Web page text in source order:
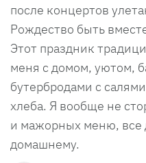
после концертов
Рождество быть
Этот праздник
меня с домом, уютом,
бутербродами с
хлеба. Я вообще не
и мажорных меню, все
домашнему.